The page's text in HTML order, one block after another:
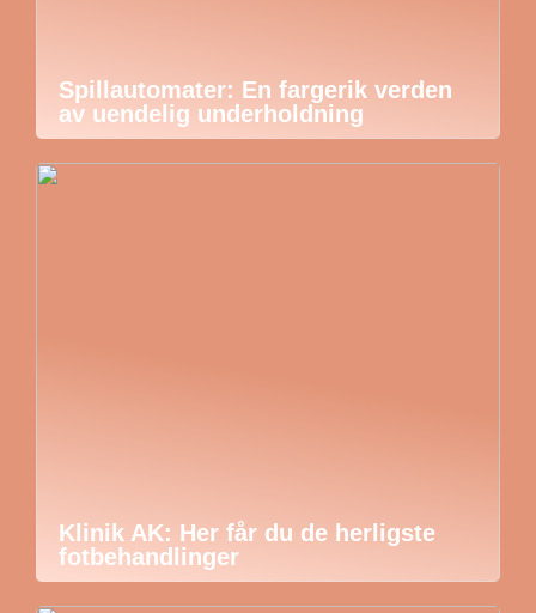
Spillautomater: En fargerik verden
av uendelig underholdning
Klinik AK: Her får du de herligste
fotbehandlinger